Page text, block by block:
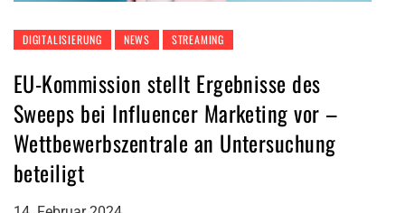
DIGITALISIERUNG NEWS STREAMING
EU-Kommission stellt Ergebnisse des
Sweeps bei Influencer Marketing vor –
Wettbewerbszentrale an Untersuchung
beteiligt